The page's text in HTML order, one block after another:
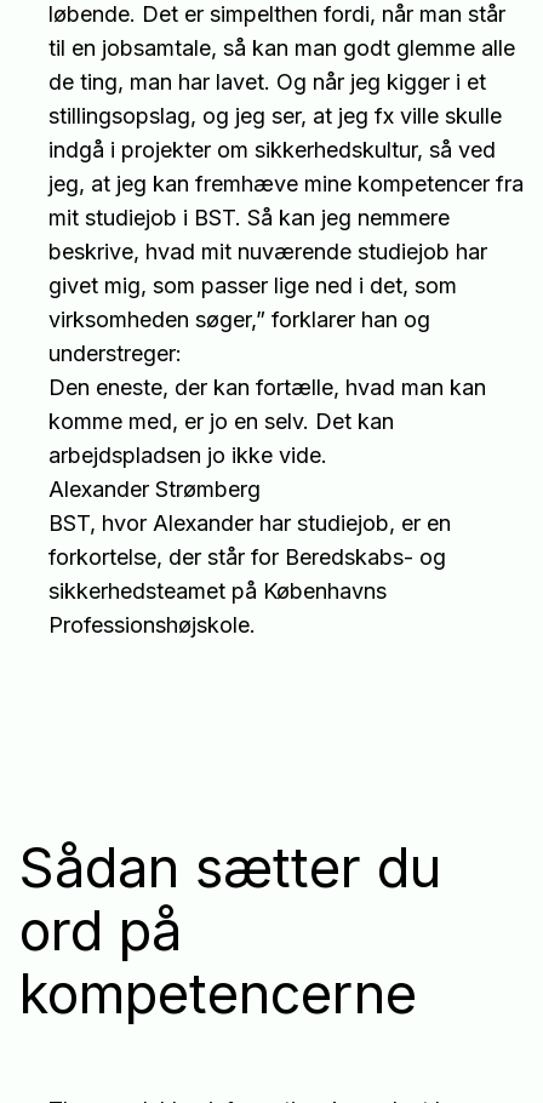
løbende. Det er simpelthen fordi, når man står
til en jobsamtale, så kan man godt glemme alle
de ting, man har lavet. Og når jeg kigger i et
stillingsopslag, og jeg ser, at jeg fx ville skulle
indgå i projekter om sikkerhedskultur, så ved
jeg, at jeg kan fremhæve mine kompetencer fra
mit studiejob i BST. Så kan jeg nemmere
beskrive, hvad mit nuværende studiejob har
givet mig, som passer lige ned i det, som
virksomheden søger,” forklarer han og
understreger:
Den eneste, der kan fortælle, hvad man kan
komme med, er jo en selv. Det kan
arbejdspladsen jo ikke vide.
Alexander Strømberg
BST, hvor Alexander har studiejob, er en
forkortelse, der står for Beredskabs- og
sikkerhedsteamet på Københavns
Professionshøjskole.
Sådan sætter du
ord på
kompetencerne